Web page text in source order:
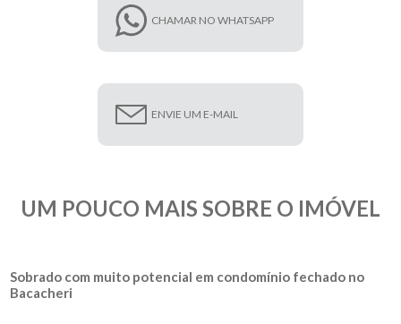
CHAMAR NO WHATSAPP
ENVIE UM E-MAIL
UM POUCO MAIS SOBRE O IMÓVEL
Sobrado com muito potencial em condomínio fechado no
Bacacheri